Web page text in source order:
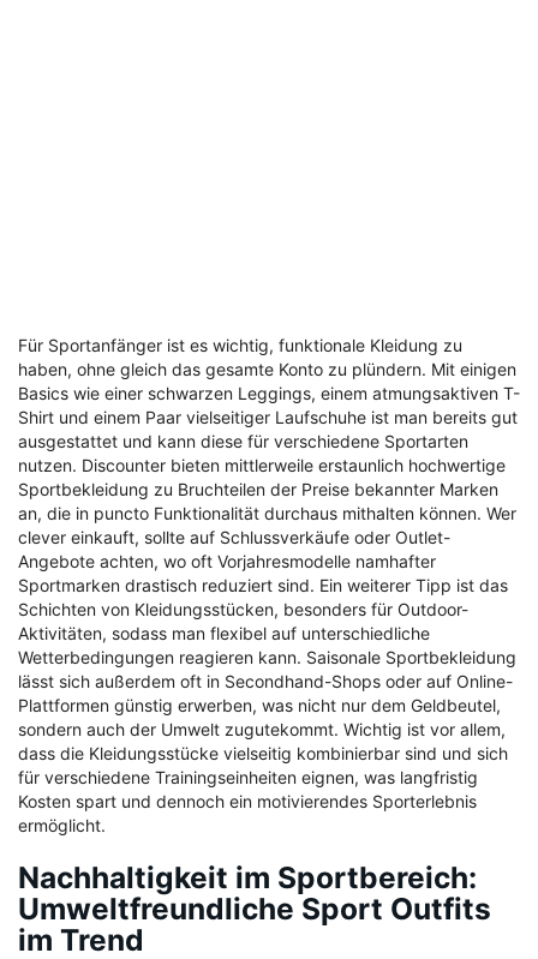
Für Sportanfänger ist es wichtig, funktionale Kleidung zu
haben, ohne gleich das gesamte Konto zu plündern. Mit einigen
Basics wie einer schwarzen Leggings, einem atmungsaktiven T-
Shirt und einem Paar vielseitiger Laufschuhe ist man bereits gut
ausgestattet und kann diese für verschiedene Sportarten
nutzen. Discounter bieten mittlerweile erstaunlich hochwertige
Sportbekleidung zu Bruchteilen der Preise bekannter Marken
an, die in puncto Funktionalität durchaus mithalten können. Wer
clever einkauft, sollte auf Schlussverkäufe oder Outlet-
Angebote achten, wo oft Vorjahresmodelle namhafter
Sportmarken drastisch reduziert sind. Ein weiterer Tipp ist das
Schichten von Kleidungsstücken, besonders für Outdoor-
Aktivitäten, sodass man flexibel auf unterschiedliche
Wetterbedingungen reagieren kann. Saisonale Sportbekleidung
lässt sich außerdem oft in Secondhand-Shops oder auf Online-
Plattformen günstig erwerben, was nicht nur dem Geldbeutel,
sondern auch der Umwelt zugutekommt. Wichtig ist vor allem,
dass die Kleidungsstücke vielseitig kombinierbar sind und sich
für verschiedene Trainingseinheiten eignen, was langfristig
Kosten spart und dennoch ein motivierendes Sporterlebnis
ermöglicht.
Nachhaltigkeit im Sportbereich:
Umweltfreundliche Sport Outfits
im Trend